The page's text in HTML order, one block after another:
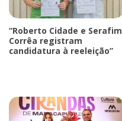
“Roberto Cidade e Serafim
Corrêa registram
candidatura à reeleição”